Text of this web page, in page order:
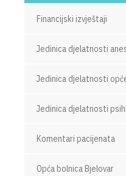
Financijski izvještaji
Jedinica djelatnosti
Jedinica djelatnosti
Jedinica djelatnosti
Komentari pacijenata
Opća bolnica Bjelovar